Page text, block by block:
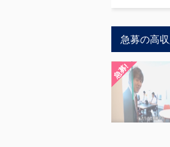
急募の高
急募!